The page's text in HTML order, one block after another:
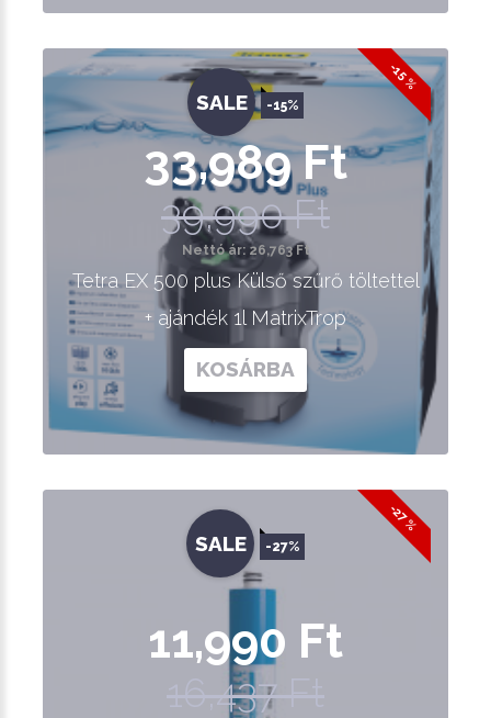
-15 %
SALE -15%
33,989 Ft
39,990 Ft
Nettó ár: 26,763 Ft
Tetra EX 500 plus Külső szűrő töltettel
+ ajándék 1l MatrixTrop
KOSÁRBA
-27 %
SALE -27%
11,990 Ft
16,437 Ft